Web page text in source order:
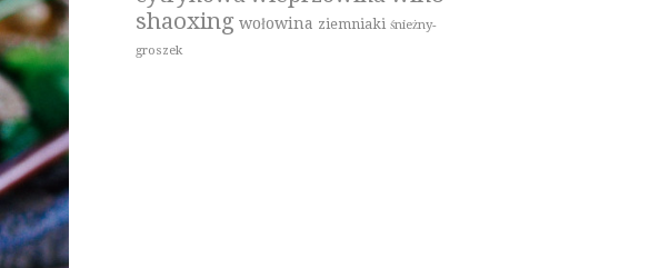
shaoxing wołowina ziemniaki śnieżny-
groszek